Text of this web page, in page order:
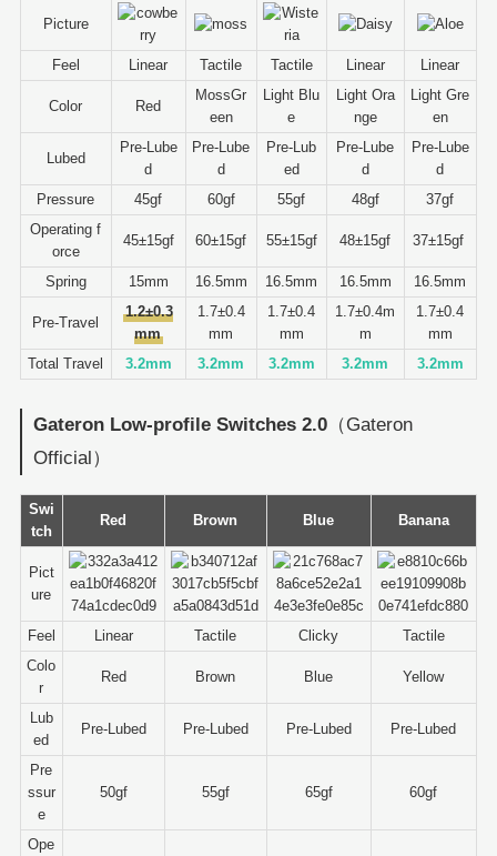
Picture
Feel Linear Tactile Tactile Linear Linear
Color Red
MossGr
een
Light Blu
e
Light Ora
nge
Light Gre
en
Lubed
Pre-Lube
d
Pre-Lube
d
Pre-Lub
ed
Pre-Lube
d
Pre-Lube
d
Pressure
45gf 60gf 55gf 48gf
37gf
Operating f
orce
45±15gf 60±15gf 55±15gf 48±15gf 37±15gf
Spring 15mm 16.5mm 16.5mm 16.5mm 16.5mm
Pre-Travel
1.2±0.3
mm
1.7±0.4
mm
1.7±0.4
mm
1.7±0.4m
m
1.7±0.4
mm
Total Travel
3.2mm 3.2mm 3.2mm 3.2mm 3.2mm
Gateron Low-profile Switches 2.0（Gateron
Official）
Swi
tch
Red Brown Blue Banana
Pict
ure
Feel Linear Tactile Clicky
Tactile
Colo
r
Red Brown Blue Yellow
Lub
ed
Pre-Lubed Pre-Lubed Pre-Lubed Pre-Lubed
Pre
ssur
e
50gf 55gf 65gf 60gf
Ope